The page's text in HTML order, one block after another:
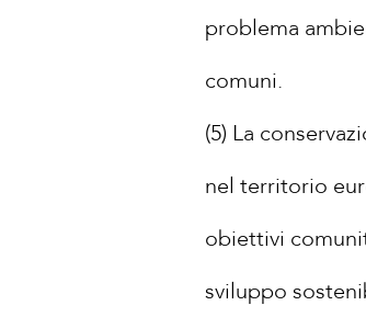
problema
comuni.
(5) La
nel territorio
obiettivi
sviluppo